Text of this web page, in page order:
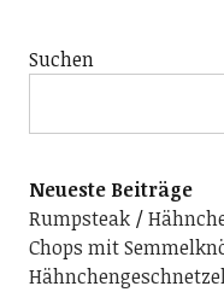
Suchen
Neueste Beiträge
Rumpsteak
Chops mit